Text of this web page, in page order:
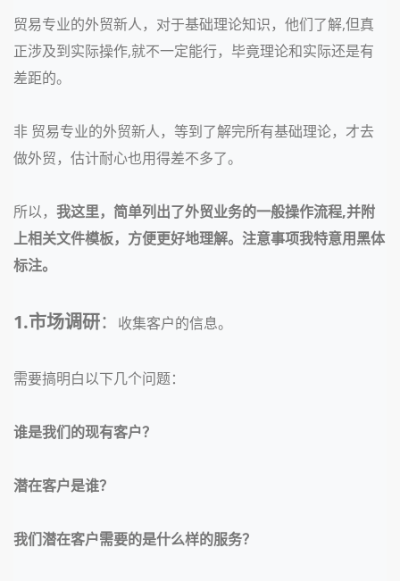
贸易专业的外贸新人，对于基础理论知识，他们了解,但真
正涉及到实际操作,就不一定能行，毕竟理论和实际还是有
差距的。
非 贸易专业的外贸新人，等到了解完所有基础理论，才去
做外贸，估计耐心也用得差不多了。
所以， 我这里，简单列出了外贸业务的一般操作流程,并附
上相关文件模板，方便更好地理解。注意事项我特意用黑体
标注。
1.市场调研： 收集客户的信息。
需要搞明白以下几个问题：
谁是我们的现有客户？
潜在客户是谁？
我们潜在客户需要的是什么样的服务？